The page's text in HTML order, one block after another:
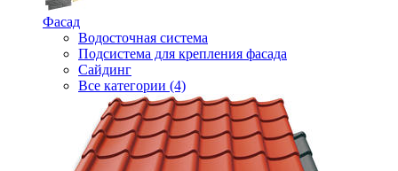
Фасад
Водосточная система
Подсистема для крепления фасада
Сайдинг
Все категории (4)